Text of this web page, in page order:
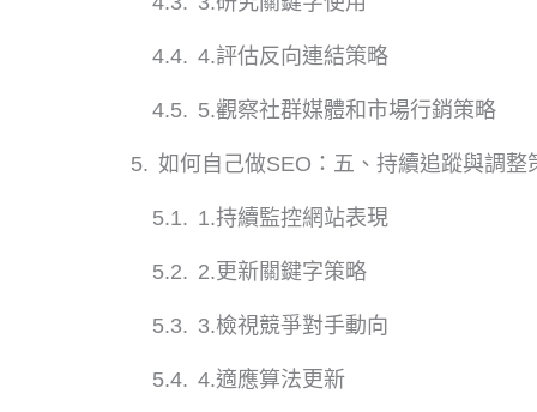
4.評估反向連結策略
5.觀察社群媒體和市場行銷策略
如何自己做SEO：五、持續追蹤與調整
1.持續監控網站表現
2.更新關鍵字策略
3.檢視競爭對手動向
4.適應算法更新